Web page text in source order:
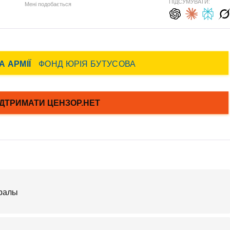
Мені подобається ПІДСУМУВАТИ: